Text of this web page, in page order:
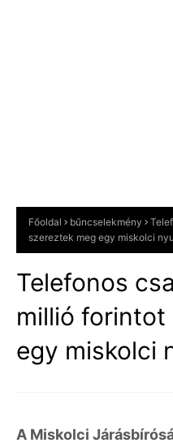
Főoldal bűncselekmény
szereztek meg egy miskolci
Telefonos
millió forintot
egy miskolci
A Miskolci